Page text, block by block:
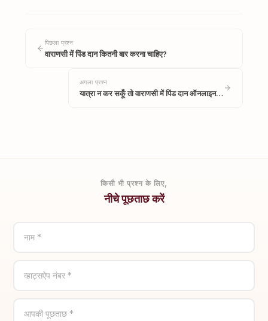
पिछला प्रश्न
वाराणसी में पिंड दान कितनी बार करना चाहिए?
अगला प्रश्न
यात्रा न कर सकूँ तो वाराणसी में पिंड दान ऑनलाइन…
किसी भी प्रश्न के लिए,
नीचे पूछताछ करें
नाम *
व्हाट्सऐप नंबर *
आपकी पूछताछ *